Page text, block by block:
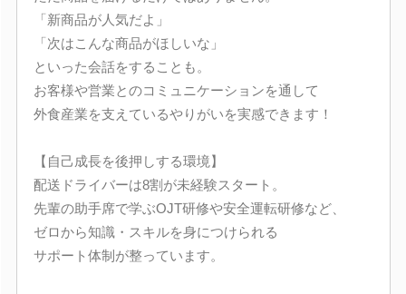
「新商品が人気だよ」
「次はこんな商品がほしいな」
といった会話をすることも。
お客様や営業とのコミュニケーションを通して
外食産業を支えているやりがいを実感できます！
【自己成長を後押しする環境】
配送ドライバーは8割が未経験スタート。
先輩の助手席で学ぶOJT研修や安全運転研修など、
ゼロから知識・スキルを身につけられる
サポート体制が整っています。